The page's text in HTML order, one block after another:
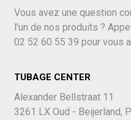
Vous avez une question
l'un de nos produits ?
02 52 60 55 39 pour vous
TUBAGE CENTER
Alexander Bellstraat 11
3261 LX Oud - Beijerland,